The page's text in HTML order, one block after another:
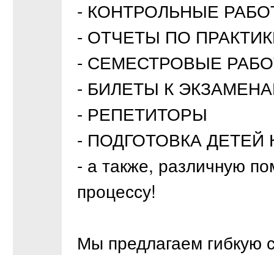
- КОНТРОЛЬНЫЕ
- ОТЧЕТЫ ПО
- СЕМЕСТРОВЫЕ
- БИЛЕТЫ К
- РЕПЕТИТОРЫ
- ПОДГОТОВКА ДЕТЕЙ
- а также, различную
процессу!
Мы предлагаем гибкую